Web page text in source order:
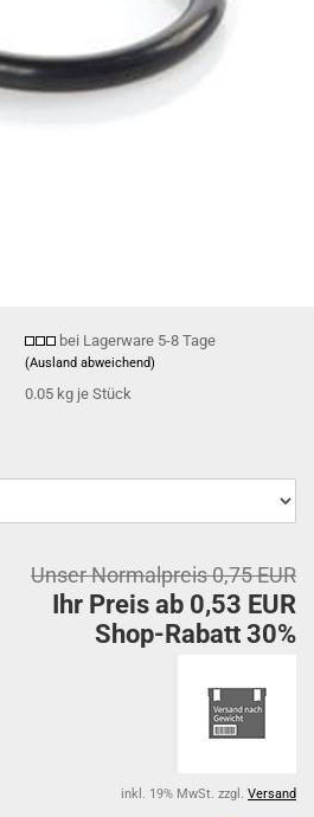
bei Lagerware 5-8 Tage
(Ausland abweichend)
0.05 kg je Stück
Unser Normalpreis 0,75 EUR
Ihr Preis ab 0,53 EUR
Shop-Rabatt 30%
inkl. 19% MwSt. zzgl. Versand